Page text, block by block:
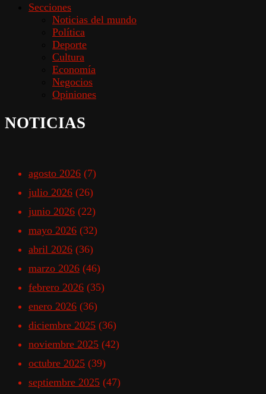
Secciones
Noticias del mundo
Política
Deporte
Cultura
Economía
Negocios
Opiniones
NOTICIAS
agosto 2026 (7)
julio 2026 (26)
junio 2026 (22)
mayo 2026 (32)
abril 2026 (36)
marzo 2026 (46)
febrero 2026 (35)
enero 2026 (36)
diciembre 2025 (36)
noviembre 2025 (42)
octubre 2025 (39)
septiembre 2025 (47)